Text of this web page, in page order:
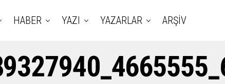
HABER YAZI YAZARLAR ARŞİV